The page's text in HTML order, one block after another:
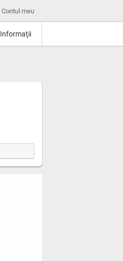
Contul meu
Informaţii